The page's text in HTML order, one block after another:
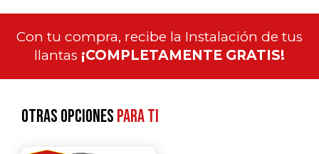
Con tu compra, recibe la Instalación de tus
llantas ¡COMPLETAMENTE GRATIS!
Otras opcionespara ti